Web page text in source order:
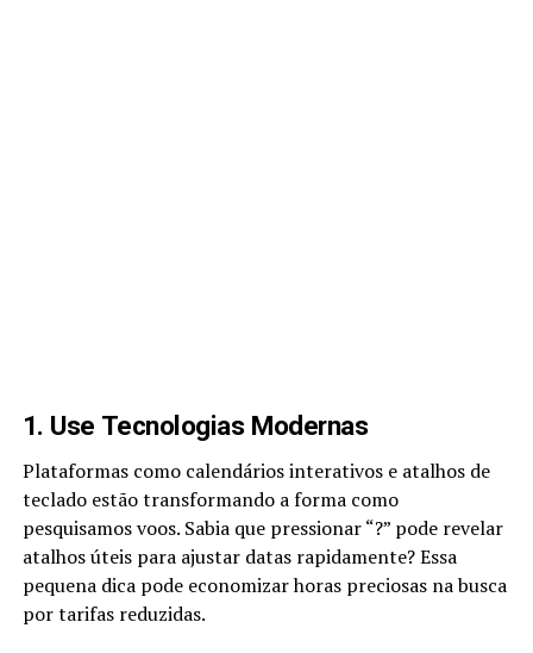
1. Use Tecnologias Modernas
Plataformas como calendários interativos e atalhos de
teclado estão transformando a forma como
pesquisamos voos. Sabia que pressionar “?” pode revelar
atalhos úteis para ajustar datas rapidamente? Essa
pequena dica pode economizar horas preciosas na busca
por tarifas reduzidas.